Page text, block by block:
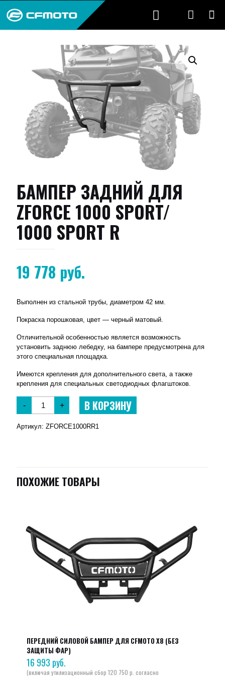
БАМПЕР ЗАДНИЙ ДЛЯ
ZFORCE 1000 SPORT/
1000 SPORT R
19 778 руб.
Выполнен из стальной трубы, диаметром 42 мм.
Покраска порошковая, цвет — черный матовый.
Отличительной особенностью является возможность
установить заднюю лебедку, на бампере предусмотрена для
этого специальная площадка.
Имеются крепления для дополнительного света, а также
крепления для специальных светодиодных флагштоков.
- + В КОРЗИНУ
Артикул: ZFORCE1000RR1
ПОХОЖИЕ ТОВАРЫ
ПЕРЕДНИЙ СИЛОВОЙ БАМПЕР ДЛЯ CFMOTO X8 (БЕЗ
ЗАЩИТЫ ФАР)
16 993 руб.